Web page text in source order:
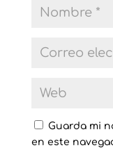
Guarda mi
en este